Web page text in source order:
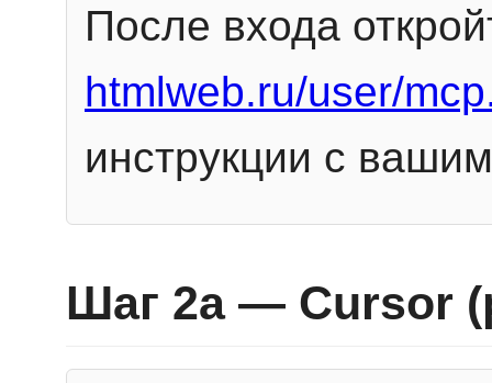
После входа
htmlweb.ru/user/
инструкции с
Шаг 2a — Cursor